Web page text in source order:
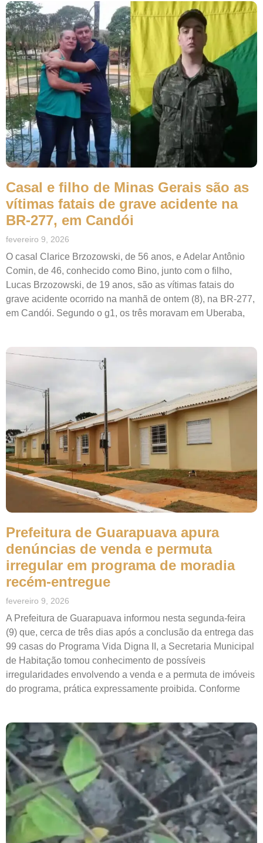
Casal e filho de Minas Gerais são as
vítimas fatais de grave acidente na
BR-277, em Candói
fevereiro 9, 2026
O casal Clarice Brzozowski, de 56 anos, e Adelar Antônio
Comin, de 46, conhecido como Bino, junto com o filho,
Lucas Brzozowski, de 19 anos, são as vítimas fatais do
grave acidente ocorrido na manhã de ontem (8), na BR-277,
em Candói. Segundo o g1, os três moravam em Uberaba,
Prefeitura de Guarapuava apura
denúncias de venda e permuta
irregular em programa de moradia
recém-entregue
fevereiro 9, 2026
A Prefeitura de Guarapuava informou nesta segunda-feira
(9) que, cerca de três dias após a conclusão da entrega das
99 casas do Programa Vida Digna II, a Secretaria Municipal
de Habitação tomou conhecimento de possíveis
irregularidades envolvendo a venda e a permuta de imóveis
do programa, prática expressamente proibida. Conforme